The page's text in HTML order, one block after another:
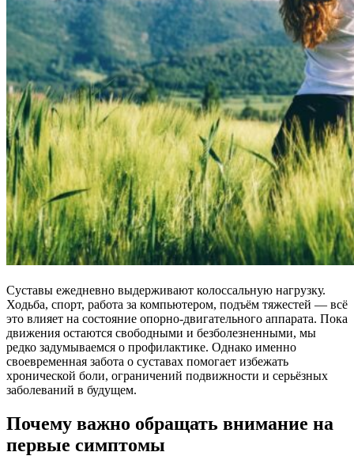
Суставы ежедневно выдерживают колоссальную нагрузку.
Ходьба, спорт, работа за компьютером, подъём тяжестей — всё
это влияет на состояние опорно-двигательного аппарата. Пока
движения остаются свободными и безболезненными, мы
редко задумываемся о профилактике. Однако именно
своевременная забота о суставах помогает избежать
хронической боли, ограничений подвижности и серьёзных
заболеваний в будущем.
Почему важно обращать внимание на
первые симптомы